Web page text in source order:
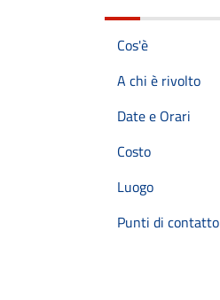
Cos'è
A chi è rivolto
Date e Orari
Costo
Luogo
Punti di contatto